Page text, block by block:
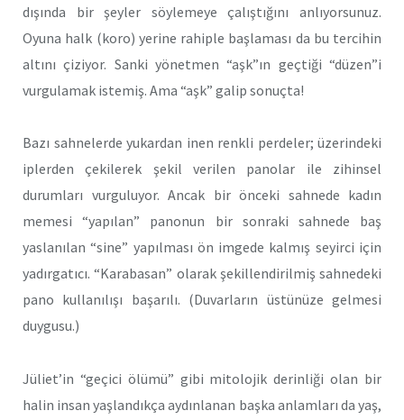
dışında bir şeyler söylemeye çalıştığını anlıyorsunuz.
Oyuna halk (koro) yerine rahiple başlaması da bu tercihin
altını çiziyor. Sanki yönetmen “aşk”ın geçtiği “düzen”i
vurgulamak istemiş. Ama “aşk” galip sonuçta!
Bazı sahnelerde yukardan inen renkli perdeler; üzerindeki
iplerden çekilerek şekil verilen panolar ile zihinsel
durumları vurguluyor. Ancak bir önceki sahnede kadın
memesi “yapılan” panonun bir sonraki sahnede baş
yaslanılan “sine” yapılması ön imgede kalmış seyirci için
yadırgatıcı. “Karabasan” olarak şekillendirilmiş sahnedeki
pano kullanılışı başarılı. (Duvarların üstünüze gelmesi
duygusu.)
Jüliet’in “geçici ölümü” gibi mitolojik derinliği olan bir
halin insan yaşlandıkça aydınlanan başka anlamları da yaş,